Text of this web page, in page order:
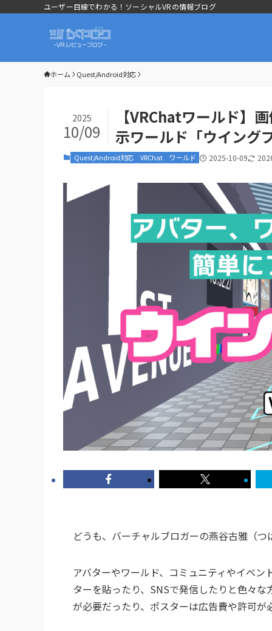
ユーザー目線でわかる！ソーシャルVRの情報ブログ
ホーム Quest/Android対応
【VRChatワールド】
示ワールド「ウイング
2025
10/09
Quest/Android対応 VRChat ワールド 2025-10-09
どうも、バーチャルブロガーの燕谷古雅（つ
アバターやワールド、コミュニティやイベ
ターを貼ったり、SNSで発信したりと色々
が必要だったり、ポスターは広告費や許可